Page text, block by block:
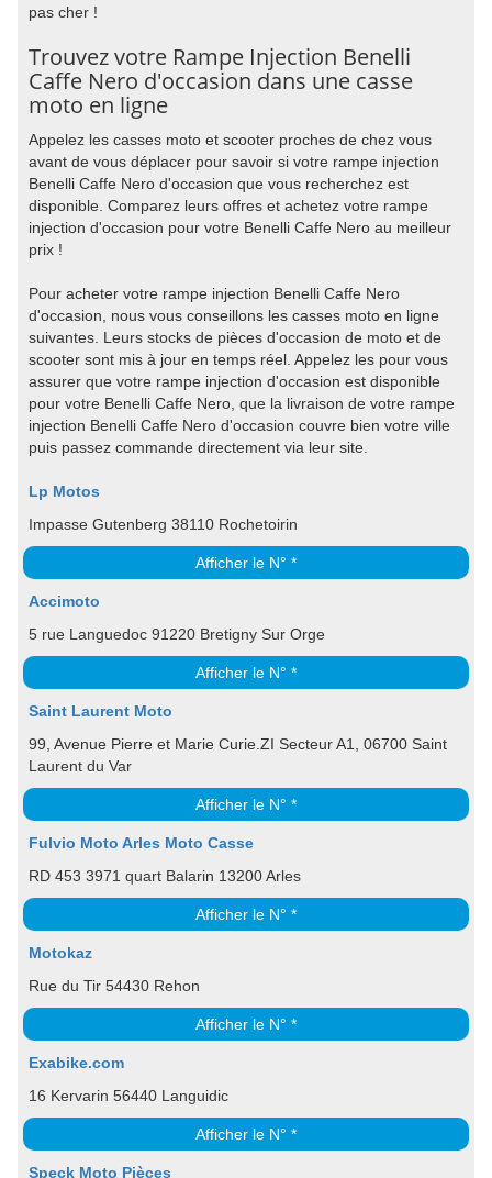
pas cher !
Trouvez votre Rampe Injection Benelli
Caffe Nero d'occasion dans une casse
moto en ligne
Appelez les casses moto et scooter proches de chez vous
avant de vous déplacer pour savoir si votre rampe injection
Benelli Caffe Nero d'occasion que vous recherchez est
disponible. Comparez leurs offres et achetez votre rampe
injection d'occasion pour votre Benelli Caffe Nero au meilleur
prix !
Pour acheter votre rampe injection Benelli Caffe Nero
d'occasion, nous vous conseillons les casses moto en ligne
suivantes. Leurs stocks de pièces d'occasion de moto et de
scooter sont mis à jour en temps réel. Appelez les pour vous
assurer que votre rampe injection d'occasion est disponible
pour votre Benelli Caffe Nero, que la livraison de votre rampe
injection Benelli Caffe Nero d'occasion couvre bien votre ville
puis passez commande directement via leur site.
Lp Motos
Impasse Gutenberg 38110 Rochetoirin
Afficher le N° *
Accimoto
5 rue Languedoc 91220 Bretigny Sur Orge
Afficher le N° *
Saint Laurent Moto
99, Avenue Pierre et Marie Curie.ZI Secteur A1, 06700 Saint
Laurent du Var
Afficher le N° *
Fulvio Moto Arles Moto Casse
RD 453 3971 quart Balarin 13200 Arles
Afficher le N° *
Motokaz
Rue du Tir 54430 Rehon
Afficher le N° *
Exabike.com
16 Kervarin 56440 Languidic
Afficher le N° *
Speck Moto Pièces